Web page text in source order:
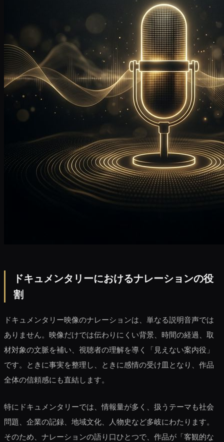
ドキュメンタリーにおけるナレーションの役
割
ドキュメンタリー映像のナレーションは、単なる説明音声では
ありません。映像だけでは伝わりにくい背景、時間の経過、取
材対象の文脈を補い、視聴者の理解を導く「見えない案内役」
です。ときに事実を整理し、ときに感情の受け皿となり、作品
全体の信頼感にも直結します。
特にドキュメンタリーでは、情報量が多く、扱うテーマも社会
問題、企業の記録、地域文化、人物史など多岐にわたります。
そのため、ナレーションの語り口ひとつで、作品が「客観的な